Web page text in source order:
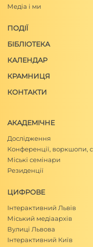
Медіа і ми
ПОДІЇ
БІБЛІОТЕКА
КАЛЕНДАР
КРАМНИЦЯ
КОНТАКТИ
АКАДЕМІЧНЕ
Дослідження
Конференції, воркшопи,
Міські семінари
Резиденції
ЦИФРОВЕ
Інтерактивний Львів
Міський медіаархів
Вулиці Львова
Інтерактивний Київ